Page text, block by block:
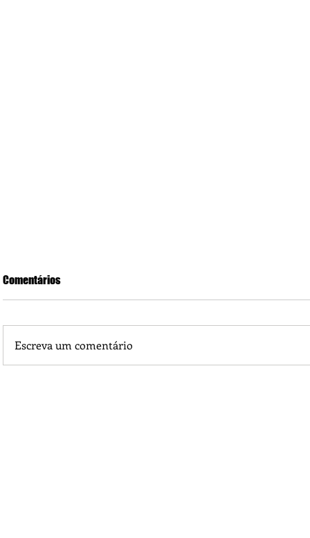
Comentários
Escreva um comentário